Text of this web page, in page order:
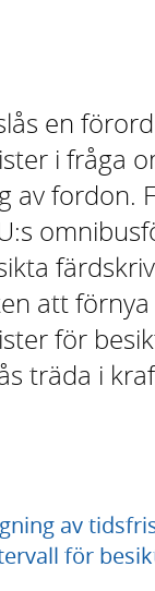
en
i fråga
av fordon.
att
för
träda i
av
för